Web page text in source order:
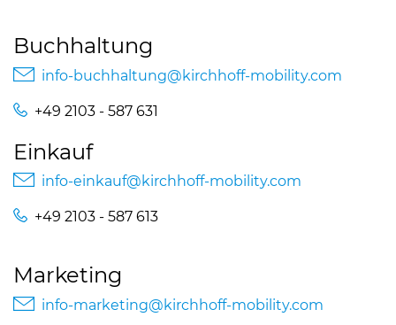
Buchhaltung
info-buchhaltung@kirchhoff-mobility.com
+49 2103 - 587 631
Einkauf
info-einkauf@kirchhoff-mobility.com
+49 2103 - 587 613
Marketing
info-marketing@kirchhoff-mobility.com